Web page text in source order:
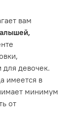
вам
девочек.
имеется в
минимум
от